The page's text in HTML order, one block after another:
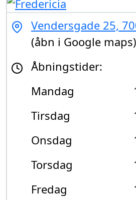
Vendersgade 25,
(åbn i Google maps)
Åbningstider:
Mandag
Tirsdag
Onsdag
Torsdag
Fredag